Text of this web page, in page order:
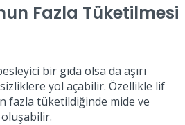
Fazla Tüketilmesi
bir gıda olsa da aşırı
yol açabilir. Özellikle lif
fazla tüketildiğinde mide ve
oluşabilir.